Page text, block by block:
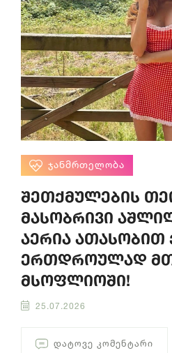
ᲯᲐᲜᲛᲠᲗᲔᲚᲝᲑᲐ
შეთქმულების
მასობრივი
აერია ათასობით
ერთდროულად
მსოფლიოში!
25.07.2026
ᲓᲐᲢᲝᲕᲔ ᲙᲝᲛᲔᲜᲢᲐᲠᲘ